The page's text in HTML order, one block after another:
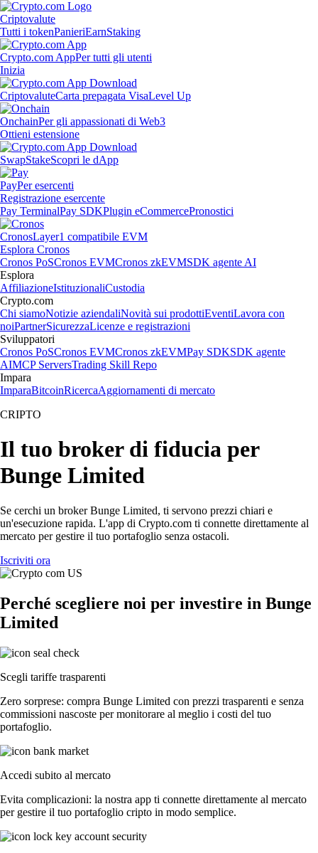
Criptovalute
Tutti i tokenPanieriEarnStaking
Crypto.com AppPer tutti gli utenti
Inizia
CriptovaluteCarta prepagata VisaLevel Up
OnchainPer gli appassionati di Web3
Ottieni estensione
SwapStakeScopri le dApp
PayPer esercenti
Registrazione esercente
Pay TerminalPay SDKPlugin eCommercePronostici
CronosLayer1 compatibile EVM
Esplora Cronos
Cronos PoSCronos EVMCronos zkEVMSDK agente AI
Esplora
AffiliazioneIstituzionaliCustodia
Crypto.com
Chi siamoNotizie aziendaliNovità sui prodottiEventiLavora con
noiPartnerSicurezzaLicenze e registrazioni
Sviluppatori
Cronos PoSCronos EVMCronos zkEVMPay SDKSDK agente
AIMCP ServersTrading Skill Repo
Impara
ImparaBitcoinRicercaAggiornamenti di mercato
CRIPTO
Il tuo broker di fiducia per
Bunge Limited
Se cerchi un broker Bunge Limited, ti servono prezzi chiari e
un'esecuzione rapida. L'app di Crypto.com ti connette direttamente al
mercato per gestire il tuo portafoglio senza ostacoli.
Iscriviti ora
Perché scegliere noi per investire in Bunge
Limited
Scegli tariffe trasparenti
Zero sorprese: compra Bunge Limited con prezzi trasparenti e senza
commissioni nascoste per monitorare al meglio i costi del tuo
portafoglio.
Accedi subito al mercato
Evita complicazioni: la nostra app ti connette direttamente al mercato
per gestire il tuo portafoglio cripto in modo semplice.